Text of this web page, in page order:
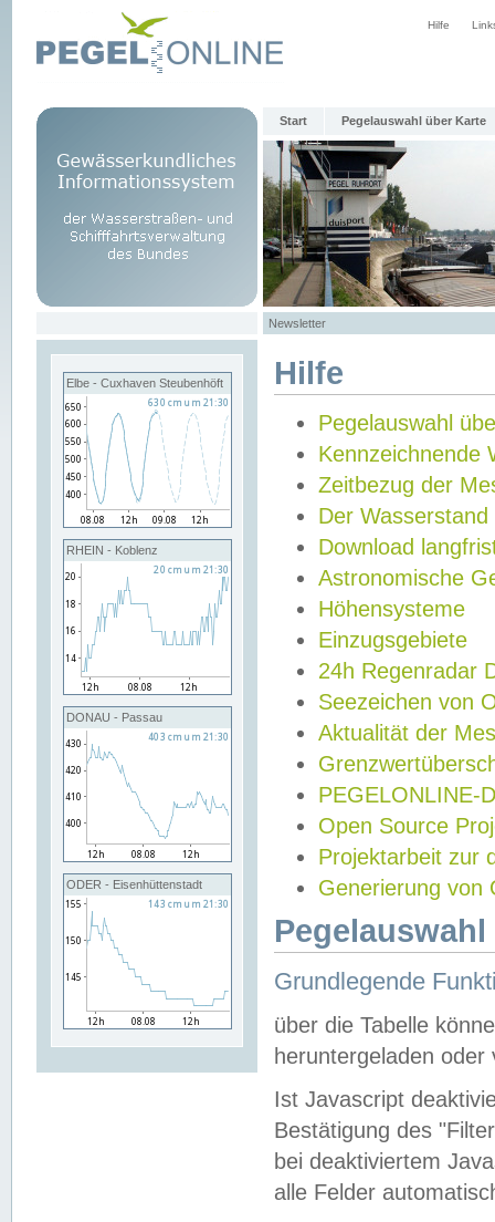
Hilfe
Start Pegelauswahl über Karte
Newsletter
Elbe - Cuxhaven Steubenhöft
RHEIN - Koblenz
DONAU - Passau
ODER - Eisenhüttenstadt
Hilfe
Pegelauswahl
Kennzeichnende
Zeitbezug der
Der Wasserstand
Download
Astronomische
Höhensysteme
Einzugsgebiete
24h Regenradar
Seezeichen von
Aktualität der
PEGELONLINE-
Open Source
Projektarbeit zur
Generierung von
Grundlegende
über die Tabelle
heruntergeladen oder
Ist Javascript
Bestätigung des
bei deaktiviertem
alle Felder